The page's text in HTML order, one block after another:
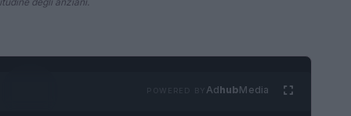
AdhubMedia